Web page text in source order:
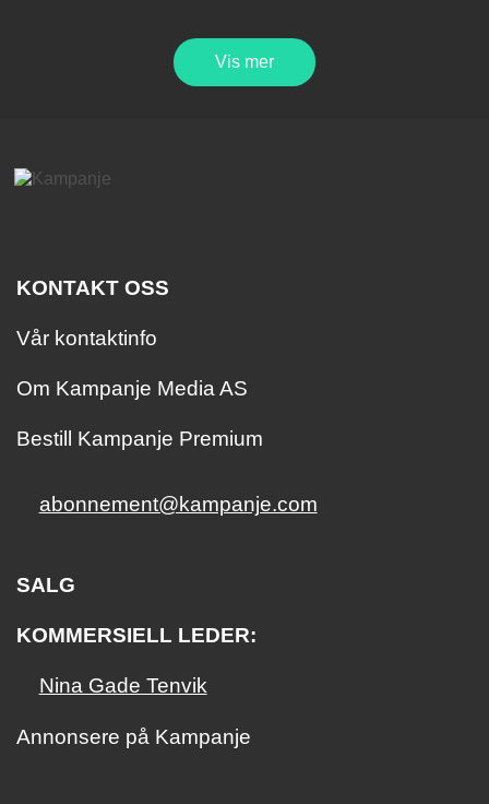
Vis mer
KONTAKT OSS
Vår kontaktinfo
Om Kampanje Media AS
Bestill Kampanje Premium
abonnement@kampanje.com
SALG
KOMMERSIELL LEDER:
Nina Gade Tenvik
Annonsere på Kampanje